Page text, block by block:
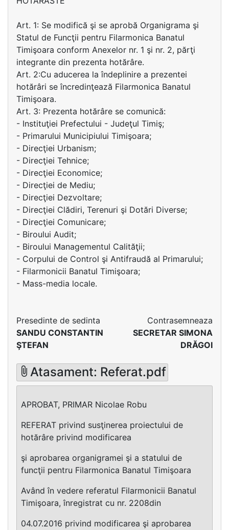
Art. 1: Se modifică şi se aprobă Organigrama şi
Statul de Funcţii pentru Filarmonica Banatul
Timişoara conform Anexelor nr. 1 şi nr. 2, părţi
integrante din prezenta hotărâre.
Art. 2:Cu aducerea la îndeplinire a prezentei
hotărâri se încredinţează Filarmonica Banatul
Timişoara.
Art. 3: Prezenta hotărâre se comunică:
- Instituţiei Prefectului - Judeţul Timiş;
- Primarului Municipiului Timişoara;
- Direcţiei Urbanism;
- Direcţiei Tehnice;
- Direcţiei Economice;
- Direcţiei de Mediu;
- Direcţiei Dezvoltare;
- Direcţiei Clădiri, Terenuri şi Dotări Diverse;
- Direcţiei Comunicare;
- Biroului Audit;
- Biroului Managementul Calităţii;
- Corpului de Control şi Antifraudă al Primarului;
- Filarmonicii Banatul Timişoara;
- Mass-media locale.
Presedinte de sedinta
SANDU CONSTANTIN
ŞTEFAN
Contrasemneaza
SECRETAR SIMONA
DRĂGOI
Atasament: Referat.pdf
APROBAT, PRIMAR Nicolae Robu
REFERAT privind susţinerea proiectului de
hotărâre privind modificarea
şi aprobarea organigramei şi a statului de
funcţii pentru Filarmonica Banatul Timişoara
Având în vedere referatul Filarmonicii Banatul
Timişoara, înregistrat cu nr. 2208din
04.07.2016 privind modificarea şi aprobarea